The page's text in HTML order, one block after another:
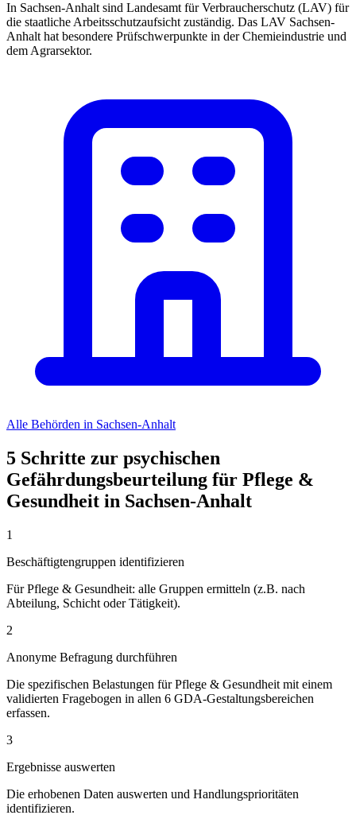
In Sachsen-Anhalt sind Landesamt für Verbraucherschutz (LAV) für
die staatliche Arbeitsschutzaufsicht zuständig. Das LAV Sachsen-
Anhalt hat besondere Prüfschwerpunkte in der Chemieindustrie und
dem Agrarsektor.
Alle Behörden in Sachsen-Anhalt
5 Schritte zur psychischen
Gefährdungsbeurteilung für Pflege &
Gesundheit in Sachsen-Anhalt
1
Beschäftigtengruppen identifizieren
Für Pflege & Gesundheit: alle Gruppen ermitteln (z.B. nach
Abteilung, Schicht oder Tätigkeit).
2
Anonyme Befragung durchführen
Die spezifischen Belastungen für Pflege & Gesundheit mit einem
validierten Fragebogen in allen 6 GDA-Gestaltungsbereichen
erfassen.
3
Ergebnisse auswerten
Die erhobenen Daten auswerten und Handlungsprioritäten
identifizieren.